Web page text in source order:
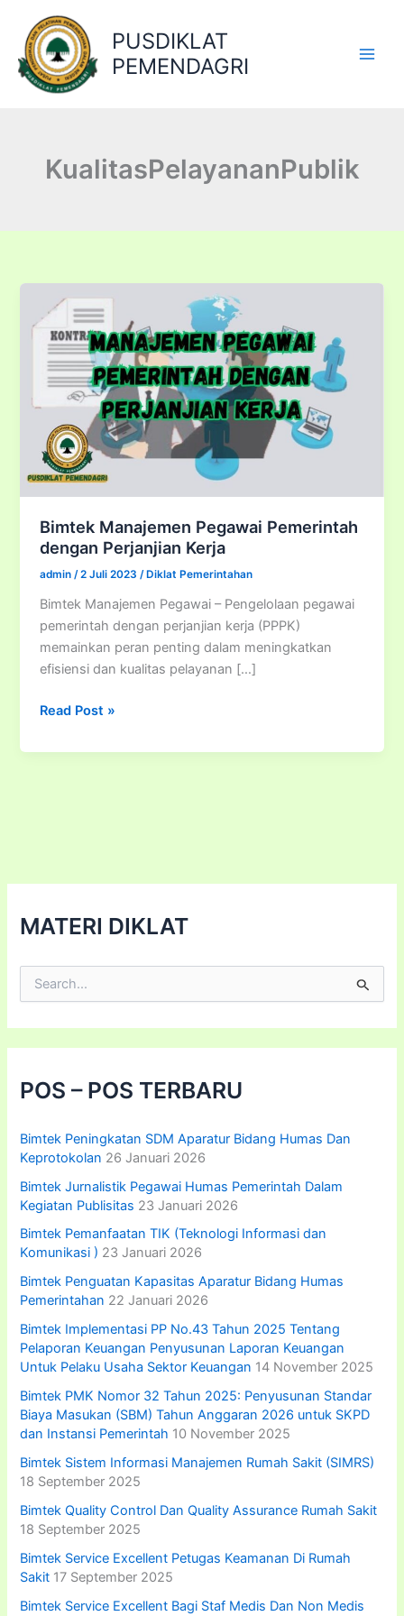
konten
PUSDIKLAT
PEMENDAGRI
KualitasPelayananPublik
Bimtek Manajemen Pegawai Pemerintah
dengan Perjanjian Kerja
admin/2 Juli 2023/ Diklat Pemerintahan
Bimtek Manajemen Pegawai – Pengelolaan pegawai
pemerintah dengan perjanjian kerja (PPPK)
memainkan peran penting dalam meningkatkan
efisiensi dan kualitas pelayanan […]
Bimtek
Pegawai
Read Post »
MATERI DIKLAT
i
u
t
u
:
POS – POS TERBARU
Bimtek Peningkatan SDM Aparatur Bidang Humas Dan
Keprotokolan 26 Januari 2026
Bimtek Jurnalistik Pegawai Humas Pemerintah Dalam
Kegiatan Publisitas 23 Januari 2026
Bimtek Pemanfaatan TIK (Teknologi Informasi dan
Komunikasi ) 23 Januari 2026
Bimtek Penguatan Kapasitas Aparatur Bidang Humas
Pemerintahan 22 Januari 2026
Bimtek Implementasi PP No.43 Tahun 2025 Tentang
Pelaporan Keuangan Penyusunan Laporan Keuangan
Untuk Pelaku Usaha Sektor Keuangan 14 November 2025
Bimtek PMK Nomor 32 Tahun 2025: Penyusunan Standar
Biaya Masukan (SBM) Tahun Anggaran 2026 untuk SKPD
dan Instansi Pemerintah 10 November 2025
Bimtek Sistem Informasi Manajemen Rumah Sakit (SIMRS)
18 September 2025
Bimtek Quality Control Dan Quality Assurance Rumah Sakit
18 September 2025
Bimtek Service Excellent Petugas Keamanan Di Rumah
Sakit 17 September 2025
Bimtek Service Excellent Bagi Staf Medis Dan Non Medis